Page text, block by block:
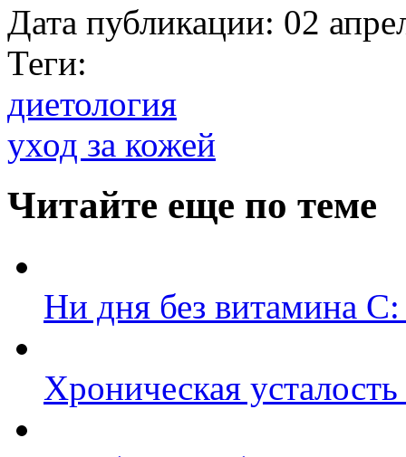
Дата публикации: 02
Теги:
диетология
уход за кожей
Читайте еще по теме
Ни дня без витамина
Хроническая